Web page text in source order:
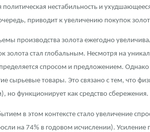
политическая нестабильность и
приводит к увеличению покупок
производства золота ежегодно
золота стал глобальным. Несмотря на
спросом и предложением.
сырьевые товары. Это связано с тем, что
но функционирует как средство сбережения.
в этом контексте стало увеличение
на 74% в годовом исчислении).